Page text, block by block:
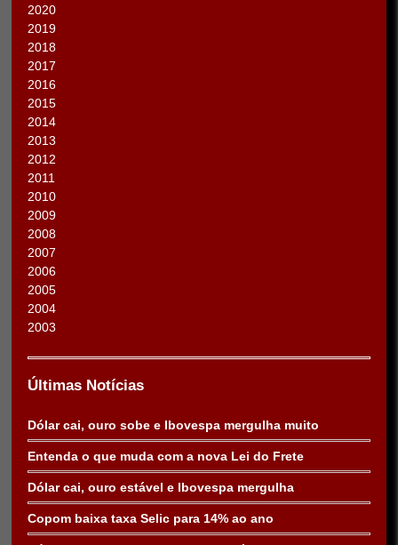
2020
2019
2018
2017
2016
2015
2014
2013
2012
2011
2010
2009
2008
2007
2006
2005
2004
2003
Últimas Notícias
Dólar cai, ouro sobe e Ibovespa mergulha muito
Entenda o que muda com a nova Lei do Frete
Dólar cai, ouro estável e Ibovespa mergulha
Copom baixa taxa Selic para 14% ao ano